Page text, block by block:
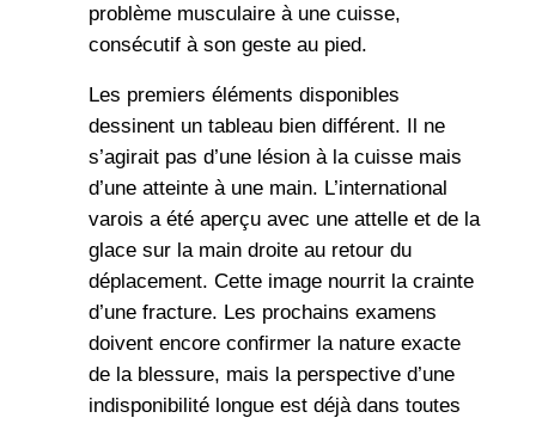
problème musculaire à une cuisse,
consécutif à son geste au pied.
Les premiers éléments disponibles
dessinent un tableau bien différent. Il ne
s’agirait pas d’une lésion à la cuisse mais
d’une atteinte à une main. L’international
varois a été aperçu avec une attelle et de la
glace sur la main droite au retour du
déplacement. Cette image nourrit la crainte
d’une fracture. Les prochains examens
doivent encore confirmer la nature exacte
de la blessure, mais la perspective d’une
indisponibilité longue est déjà dans toutes